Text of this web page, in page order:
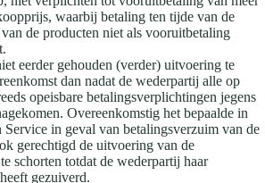
waarbij betaling ten tijde van de
de producten niet als vooruitbetaling
eerder gehouden (verder) uitvoering te
dan nadat de wederpartij alle op
opeisbare betalingsverplichtingen jegens
Overeenkomstig het bepaalde in
in geval van betalingsverzuim van de
gerechtigd de uitvoering van de
schorten totdat de wederpartij haar
gezuiverd.